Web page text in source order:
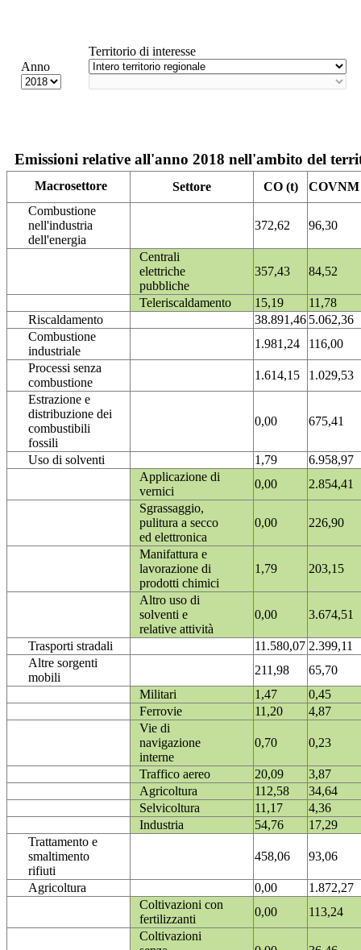
Anno
Territorio di interesse
Emissioni relative all'anno 2018 nell'ambito del
Macrosettore Settore CO (t)
COVNM
Combustione
nell'industria
dell'energia
372,62 96,30
Centrali
elettriche
pubbliche
357,43 84,52
Teleriscaldamento 15,19
11,78
Riscaldamento
38.891,46 5.062,36
Combustione
industriale
1.981,24
116,00
Processi senza
combustione
1.614,15
1.029,53
Estrazione e
distribuzione dei
combustibili
fossili
0,00 675,41
Uso di solventi 1,79
6.958,97
Applicazione di
vernici
0,00
2.854,41
Sgrassaggio,
pulitura a secco
ed elettronica
0,00 226,90
Manifattura e
lavorazione di
prodotti chimici
1,79 203,15
Altro uso di
solventi e
relative attività
0,00 3.674,51
Trasporti stradali 11.580,07 2.399,11
Altre sorgenti
mobili
211,98
65,70
Militari
1,47
0,45
Ferrovie
11,20
4,87
Vie di
navigazione
interne
0,70 0,23
Traffico aereo 20,09
3,87
Agricoltura
112,58
34,64
Selvicoltura
11,17
4,36
Industria
54,76
17,29
Trattamento e
smaltimento
rifiuti
458,06 93,06
Agricoltura 0,00
1.872,27
Coltivazioni con
fertilizzanti
0,00
113,24
Coltivazioni